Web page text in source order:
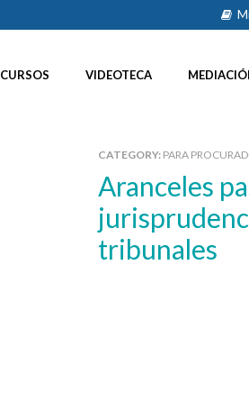
CURSOS VIDEOTECA
CATEGORY: PARA
Aranceles paso a paso,
tribunales